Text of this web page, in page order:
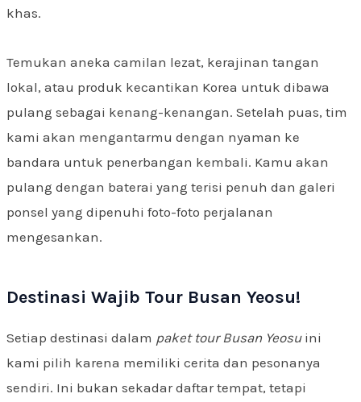
khas.
Temukan aneka camilan lezat, kerajinan tangan
lokal, atau produk kecantikan Korea untuk dibawa
pulang sebagai kenang-kenangan. Setelah puas, tim
kami akan mengantarmu dengan nyaman ke
bandara untuk penerbangan kembali. Kamu akan
pulang dengan baterai yang terisi penuh dan galeri
ponsel yang dipenuhi foto-foto perjalanan
mengesankan.
Destinasi Wajib Tour Busan Yeosu!
Setiap destinasi dalam paket tour Busan Yeosuini
kami pilih karena memiliki cerita dan pesonanya
sendiri. Ini bukan sekadar daftar tempat, tetapi